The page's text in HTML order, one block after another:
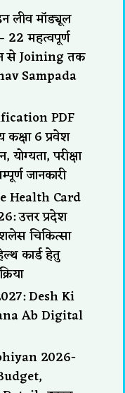
लीव मॉड्यूल
महत्वपूर्ण
से Joining तक
Sampada
PDF
कक्षा 6 प्रवेश
परीक्षा
जानकारी
Health Card
उत्तर प्रदेश
चिकित्सा
कार्ड हेतु
Desh Ki
Ab Digital
2026-